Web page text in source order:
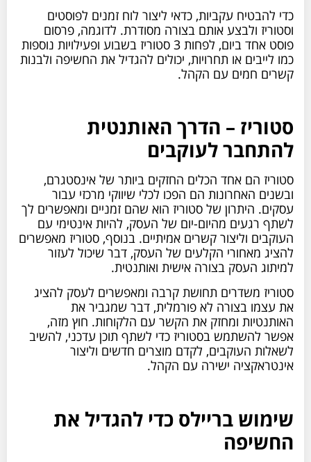
כדי להבטיח עקביות, כדאי ליצור לוח זמנים לפוסטים
וסטוריז ולבצע אותם בצורה מסודרת. לדוגמה, פרסום
פוסט אחד ביום, לפחות 3 סטוריז בשבוע ופעילויות נוספות
כמו לייבים או תחרויות, יכולים להגדיל את החשיפה ולבנות
קשרים חמים עם הקהל.
סטוריז – הדרך האותנטית
להתחבר לעוקבים
סטוריז הם אחד הכלים החזקים ביותר של אינסטגרם,
ובשנים האחרונות הם הפכו לכלי שיווקי מרכזי עבור
עסקים. היתרון של סטוריז הוא שהם זמניים ומאפשרים לך
לשתף רגעים מהיום-יום של העסק, להיות אינטימי עם
העוקבים וליצור קשרים אמיתיים. בנוסף, סטוריז מאפשרים
להציג מאחורי הקלעים של העסק, דבר שיכול לעזור
למיתוג העסק בצורה אישית ואותנטית.
סטוריז משדרים תחושת קרבה ומאפשרים לעסק להציג
את עצמו בצורה לא פורמלית, דבר שמגביר את
האותנטיות ומחזק את הקשר עם הלקוחות. חוץ מזה,
אפשר להשתמש בסטוריז כדי לשתף תוכן עדכני, להשיב
לשאלות העוקבים, לקדם מוצרים חדשים וליצור
אינטראקציה ישירה עם הקהל.
שימוש בריילס כדי להגדיל את
החשיפה